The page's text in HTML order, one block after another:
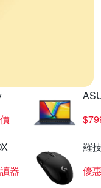
器
羅
優